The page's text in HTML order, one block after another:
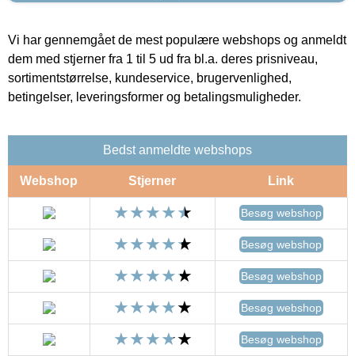
Vi har gennemgået de mest populære webshops og anmeldt
dem med stjerner fra 1 til 5 ud fra bl.a. deres prisniveau,
sortimentstørrelse, kundeservice, brugervenlighed,
betingelser, leveringsformer og betalingsmuligheder.
Bedst anmeldte webshops
Webshop Stjerner Link
Besøg webshop
Besøg webshop
Besøg webshop
Besøg webshop
Besøg webshop